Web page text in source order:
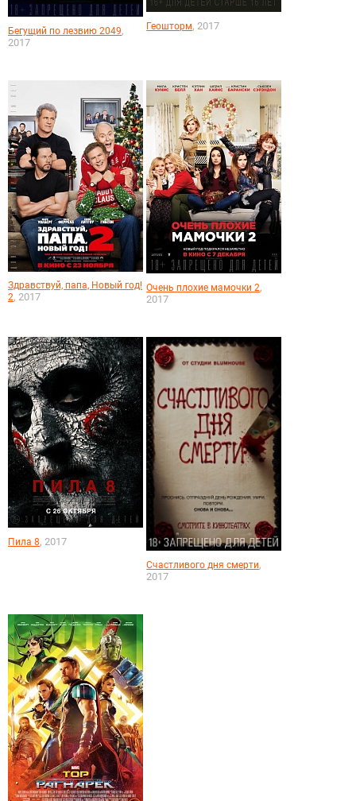
Бегущий по лезвию 2049,
2017
Геошторм, 2017
Здравствуй, папа, Новый год!
2, 2017
Очень плохие мамочки 2,
2017
Пила 8, 2017
Счастливого дня смерти,
2017